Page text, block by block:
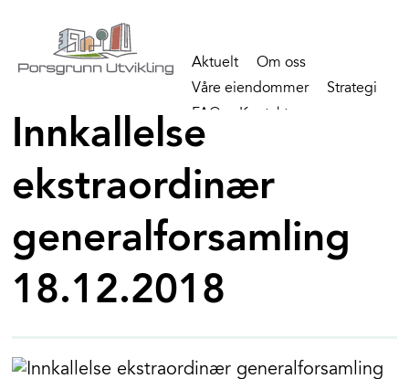
Aktuelt
Om oss
Våre eiendommer
Strategi
FAQ
Kontakt
Innkallelse
ekstraordinær
generalforsamling
18.12.2018